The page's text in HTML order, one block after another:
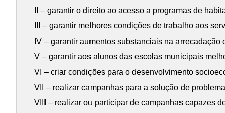
II – garantir o direito ao acesso a programas de
III – garantir melhores condições de trabalho aos
IV – garantir aumentos substanciais na arrecadação
V – garantir aos alunos das escolas municipais
VI – criar condições para o desenvolvimento
VII – realizar campanhas para a solução de
VIII – realizar ou participar de campanhas capazes